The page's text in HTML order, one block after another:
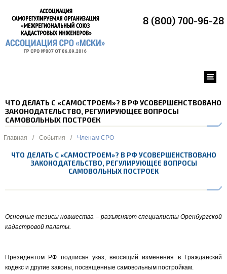
8 (800) 700-96-28
ЧТО ДЕЛАТЬ С «САМОСТРОЕМ»? В РФ УСОВЕРШЕНСТВОВАНО
ЗАКОНОДАТЕЛЬСТВО, РЕГУЛИРУЮЩЕЕ ВОПРОСЫ
САМОВОЛЬНЫХ ПОСТРОЕК
Главная / События / Членам СРО
ЧТО ДЕЛАТЬ С «САМОСТРОЕМ»? В РФ УСОВЕРШЕНСТВОВАНО
ЗАКОНОДАТЕЛЬСТВО, РЕГУЛИРУЮЩЕЕ ВОПРОСЫ
САМОВОЛЬНЫХ ПОСТРОЕК
Основные тезисы новшества – разъясняют специалисты Оренбургской
кадастровой палаты.
Президентом РФ подписан указ, вносящий изменения в Гражданский
кодекс и другие законы, посвященные самовольным постройкам.